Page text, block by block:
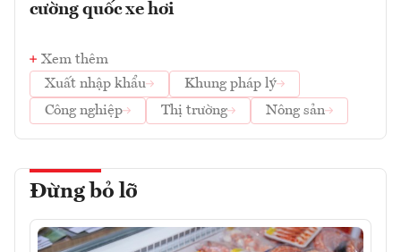
cường quốc xe hơi
Xem thêm
Xuất nhập khẩu
Khung pháp lý
Công nghiệp
Thị trường Nông sản
Đừng bỏ lỡ